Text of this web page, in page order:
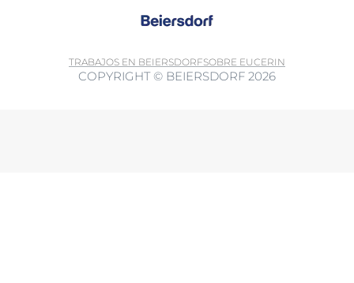
TRABAJOS EN BEIERSDORFSOBRE EUCERIN
COPYRIGHT © BEIERSDORF 2026